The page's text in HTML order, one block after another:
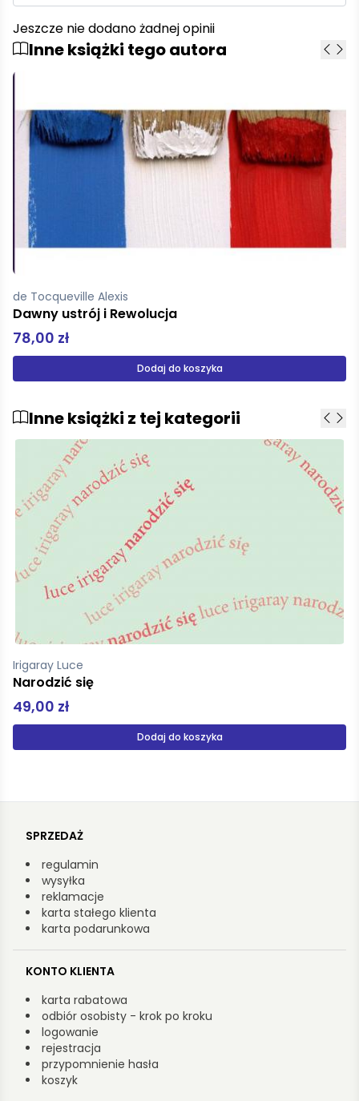
Jeszcze nie dodano żadnej opinii
Inne książki tego autora
Tocqueville, Alexis de
O demokracji w Ameryce
104,00 zł
Produkt niedostępny
Inne książki z tej kategorii
Applebaum Anne
Czerwony głód
59,99 zł
Produkt niedostępny
SPRZEDAŻ
regulamin
wysyłka
reklamacje
karta stałego klienta
karta podarunkowa
KONTO KLIENTA
karta rabatowa
odbiór osobisty - krok po kroku
logowanie
rejestracja
przypomnienie hasła
koszyk